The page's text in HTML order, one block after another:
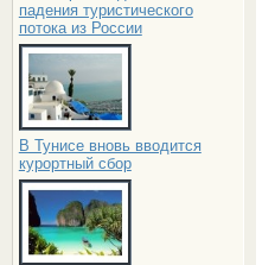
падения туристического
потока из России
В Тунисе вновь вводится
курортный сбор